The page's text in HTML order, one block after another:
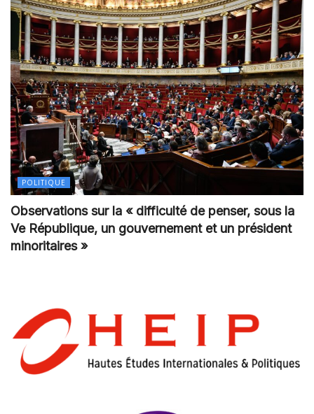
POLITIQUE
Observations sur la « difficulté de penser, sous la
Ve République, un gouvernement et un président
minoritaires »